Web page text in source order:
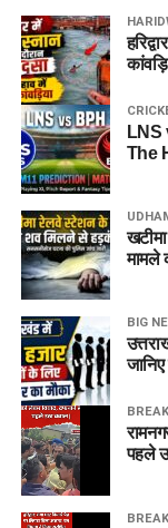
The
मामले
BIG
पहले